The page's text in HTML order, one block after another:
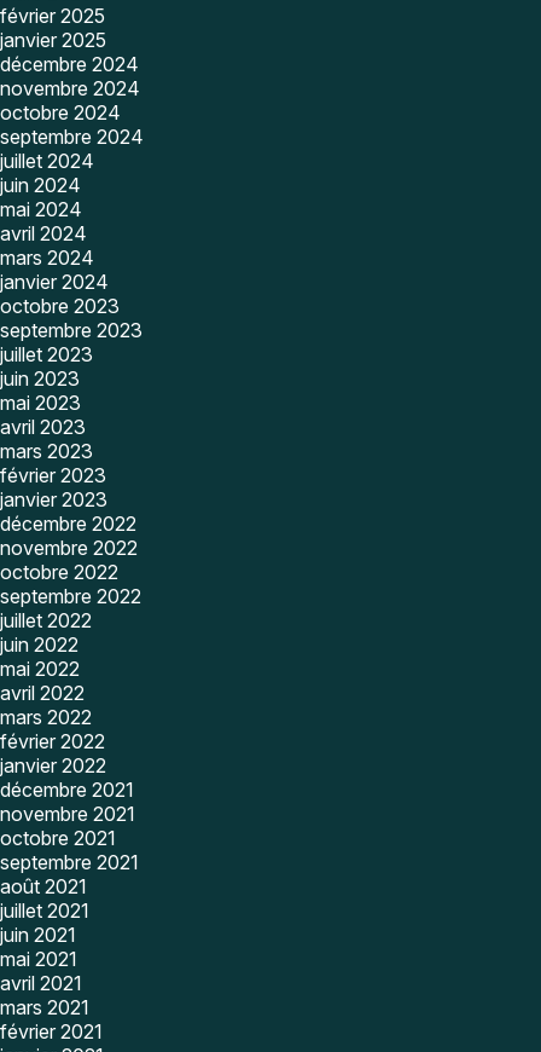
février 2025
janvier 2025
décembre 2024
novembre 2024
octobre 2024
septembre 2024
juillet 2024
juin 2024
mai 2024
avril 2024
mars 2024
janvier 2024
octobre 2023
septembre 2023
juillet 2023
juin 2023
mai 2023
avril 2023
mars 2023
février 2023
janvier 2023
décembre 2022
novembre 2022
octobre 2022
septembre 2022
juillet 2022
juin 2022
mai 2022
avril 2022
mars 2022
février 2022
janvier 2022
décembre 2021
novembre 2021
octobre 2021
septembre 2021
août 2021
juillet 2021
juin 2021
mai 2021
avril 2021
mars 2021
février 2021